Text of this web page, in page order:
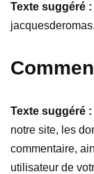
Texte suggéré :
Texte suggéré :
notre site, les
commentaire,
utilisateur de